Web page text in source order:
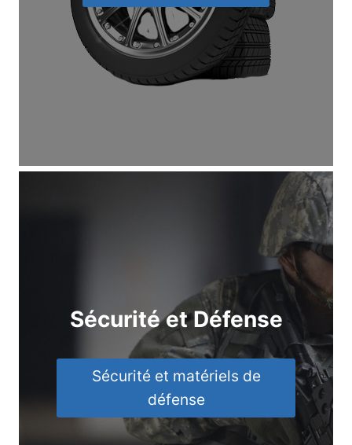
Sécurité et Défense
Sécurité et matériels de
défense